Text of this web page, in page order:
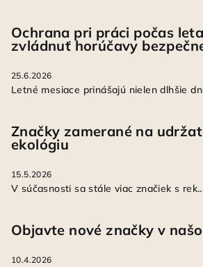
Ochrana pri práci počas
zvládnuť horúčavy
25.6.2026
Letné mesiace prinášajú nielen dlhšie
Značky zamerané na
ekológiu
15.5.2026
V súčasnosti sa stále viac značiek s
Objavte nové značky v
10.4.2026